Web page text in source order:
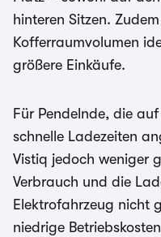
hinteren Sitzen.
Kofferraumvolumen
größere Einkäufe.
Für Pendelnde, die
schnelle Ladezeiten
Vistiq jedoch weniger
Verbrauch und die
Elektrofahrzeug nicht
niedrige